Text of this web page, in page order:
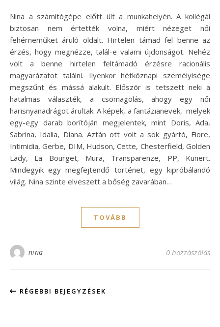
Nina a számítógépe előtt ült a munkahelyén. A kollégái
biztosan nem értették volna, miért nézeget női
fehérneműket áruló oldalt. Hirtelen támad fel benne az
érzés, hogy megnézze, talál-e valami újdonságot. Nehéz
volt a benne hirtelen feltámadó érzésre racionális
magyarázatot találni. Ilyenkor hétköznapi személyisége
megszűnt és mássá alakult. Először is tetszett neki a
hatalmas választék, a csomagolás, ahogy egy női
harisnyanadrágot árultak. A képek, a fantázianevek, melyek
egy-egy darab borítóján megjelentek, mint Doris, Ada,
Sabrina, Idalia, Diana. Aztán ott volt a sok gyártó, Fiore,
Intimidia, Gerbe, DIM, Hudson, Cette, Chesterfield, Golden
Lady, La Bourget, Mura, Transparenze, PP, Kunert.
Mindegyik egy megfejtendő történet, egy kipróbálandó
világ. Nina szinte elveszett a bőség zavarában…
TOVÁBB
nina 0 hozzászólás
RÉGEBBI BEJEGYZÉSEK